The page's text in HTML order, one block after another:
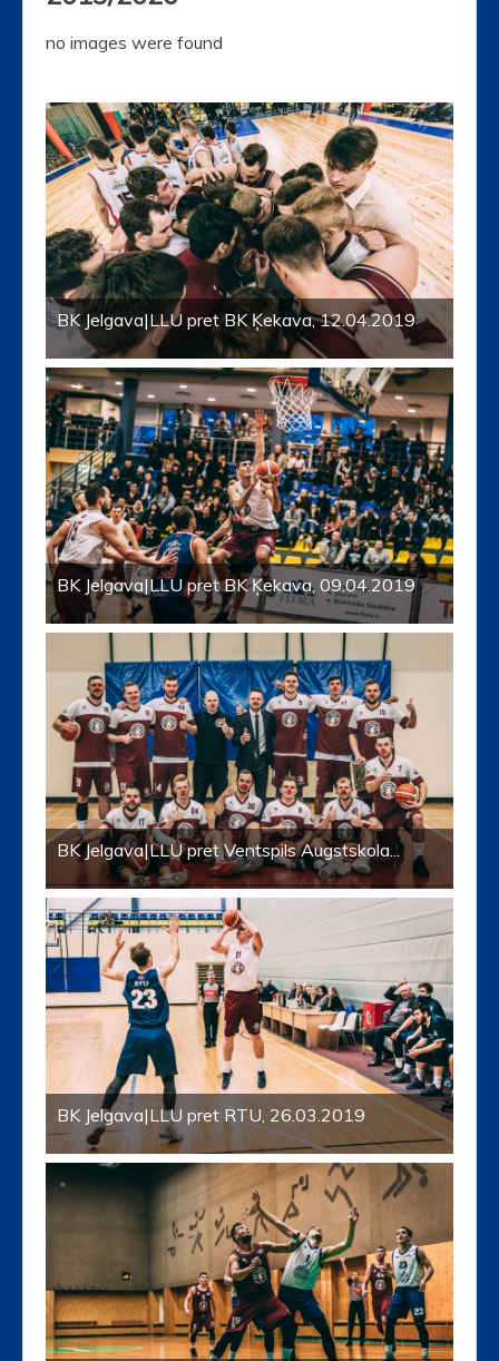
no images were found
BK Jelgava|LLU pret BK Ķekava, 12.04.2019
BK Jelgava|LLU pret BK Ķekava, 09.04.2019
BK Jelgava|LLU pret Ventspils Augstskola...
BK Jelgava|LLU pret RTU, 26.03.2019